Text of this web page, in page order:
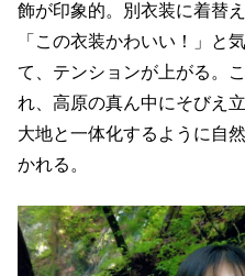
飾が印象的。別衣装に着替
「この衣装かわいい！」と
て、テンションが上がる。
れ、高原の真ん中にそびえ
大地と一体化するように自
かれる。